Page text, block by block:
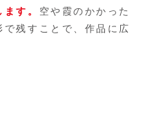
す。 空や霞のかかった
残すことで、作品に広